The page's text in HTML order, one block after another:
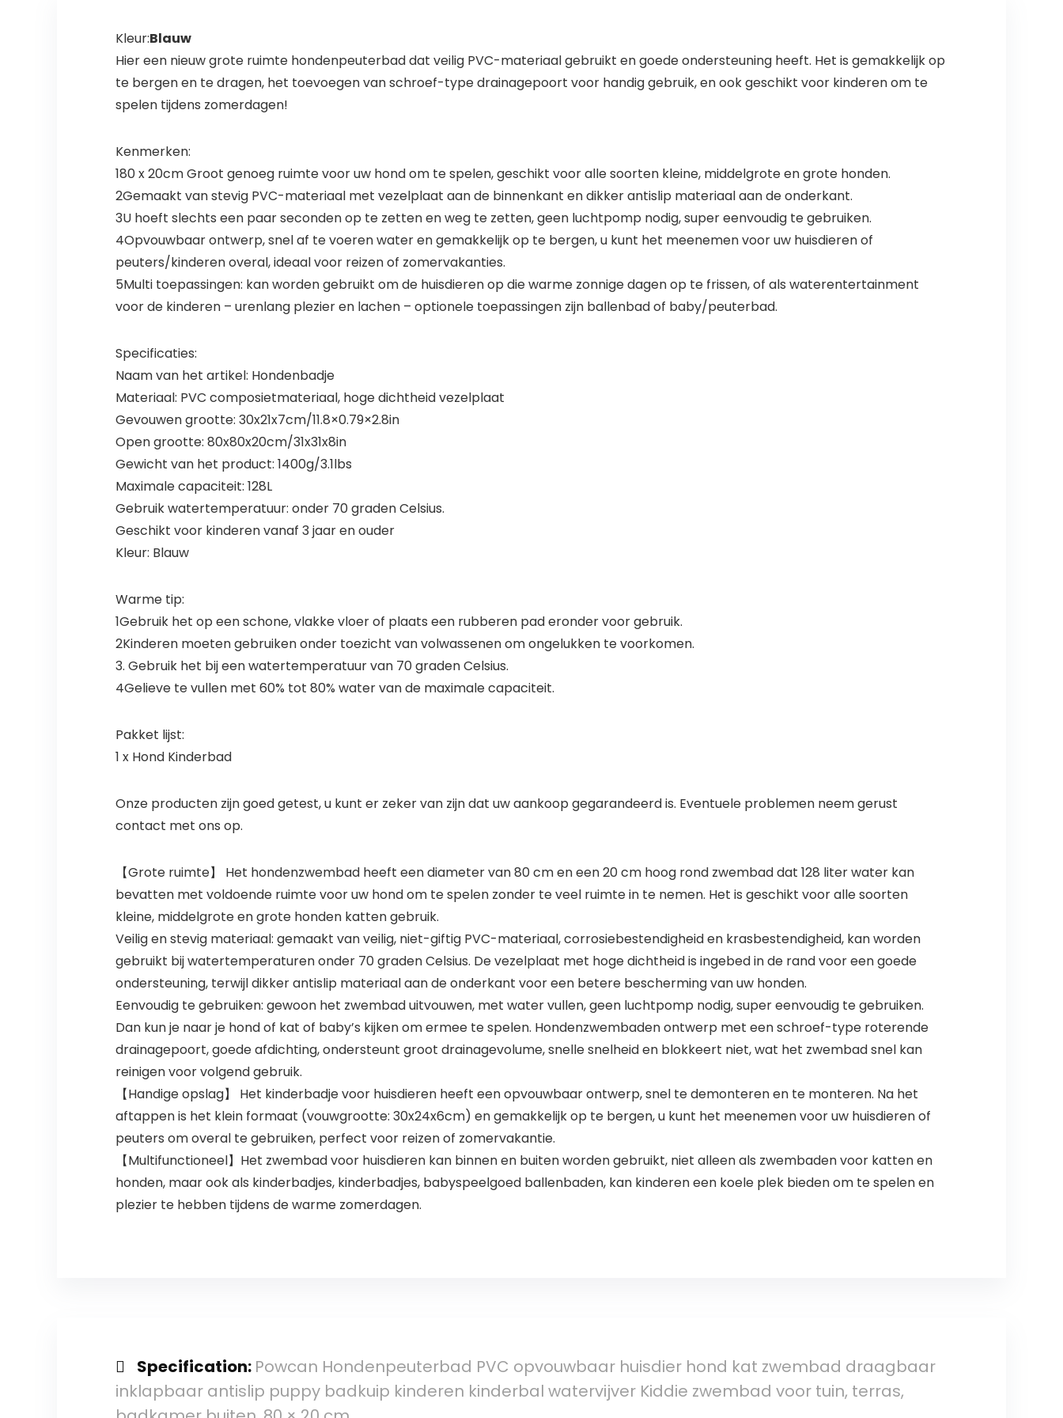
Kleur:Blauw
Hier een nieuw grote ruimte hondenpeuterbad dat veilig PVC-materiaal gebruikt en goede ondersteuning heeft. Het is gemakkelijk op
te bergen en te dragen, het toevoegen van schroef-type drainagepoort voor handig gebruik, en ook geschikt voor kinderen om te
spelen tijdens zomerdagen!
Kenmerken:
180 x 20cm Groot genoeg ruimte voor uw hond om te spelen, geschikt voor alle soorten kleine, middelgrote en grote honden.
2Gemaakt van stevig PVC-materiaal met vezelplaat aan de binnenkant en dikker antislip materiaal aan de onderkant.
3U hoeft slechts een paar seconden op te zetten en weg te zetten, geen luchtpomp nodig, super eenvoudig te gebruiken.
4Opvouwbaar ontwerp, snel af te voeren water en gemakkelijk op te bergen, u kunt het meenemen voor uw huisdieren of
peuters/kinderen overal, ideaal voor reizen of zomervakanties.
5Multi toepassingen: kan worden gebruikt om de huisdieren op die warme zonnige dagen op te frissen, of als waterentertainment
voor de kinderen – urenlang plezier en lachen – optionele toepassingen zijn ballenbad of baby/peuterbad.
Specificaties:
Naam van het artikel: Hondenbadje
Materiaal: PVC composietmateriaal, hoge dichtheid vezelplaat
Gevouwen grootte: 30x21x7cm/11.8×0.79×2.8in
Open grootte: 80x80x20cm/31x31x8in
Gewicht van het product: 1400g/3.1lbs
Maximale capaciteit: 128L
Gebruik watertemperatuur: onder 70 graden Celsius.
Geschikt voor kinderen vanaf 3 jaar en ouder
Kleur: Blauw
Warme tip:
1Gebruik het op een schone, vlakke vloer of plaats een rubberen pad eronder voor gebruik.
2Kinderen moeten gebruiken onder toezicht van volwassenen om ongelukken te voorkomen.
3. Gebruik het bij een watertemperatuur van 70 graden Celsius.
4Gelieve te vullen met 60% tot 80% water van de maximale capaciteit.
Pakket lijst:
1 x Hond Kinderbad
Onze producten zijn goed getest, u kunt er zeker van zijn dat uw aankoop gegarandeerd is. Eventuele problemen neem gerust
contact met ons op.
【Grote ruimte】 Het hondenzwembad heeft een diameter van 80 cm en een 20 cm hoog rond zwembad dat 128 liter water kan
bevatten met voldoende ruimte voor uw hond om te spelen zonder te veel ruimte in te nemen. Het is geschikt voor alle soorten
kleine, middelgrote en grote honden katten gebruik.
Veilig en stevig materiaal: gemaakt van veilig, niet-giftig PVC-materiaal, corrosiebestendigheid en krasbestendigheid, kan worden
gebruikt bij watertemperaturen onder 70 graden Celsius. De vezelplaat met hoge dichtheid is ingebed in de rand voor een goede
ondersteuning, terwijl dikker antislip materiaal aan de onderkant voor een betere bescherming van uw honden.
Eenvoudig te gebruiken: gewoon het zwembad uitvouwen, met water vullen, geen luchtpomp nodig, super eenvoudig te gebruiken.
Dan kun je naar je hond of kat of baby’s kijken om ermee te spelen. Hondenzwembaden ontwerp met een schroef-type roterende
drainagepoort, goede afdichting, ondersteunt groot drainagevolume, snelle snelheid en blokkeert niet, wat het zwembad snel kan
reinigen voor volgend gebruik.
【Handige opslag】 Het kinderbadje voor huisdieren heeft een opvouwbaar ontwerp, snel te demonteren en te monteren. Na het
aftappen is het klein formaat (vouwgrootte: 30x24x6cm) en gemakkelijk op te bergen, u kunt het meenemen voor uw huisdieren of
peuters om overal te gebruiken, perfect voor reizen of zomervakantie.
【Multifunctioneel】Het zwembad voor huisdieren kan binnen en buiten worden gebruikt, niet alleen als zwembaden voor katten en
honden, maar ook als kinderbadjes, kinderbadjes, babyspeelgoed ballenbaden, kan kinderen een koele plek bieden om te spelen en
plezier te hebben tijdens de warme zomerdagen.
Specification: Powcan Hondenpeuterbad PVC opvouwbaar huisdier hond kat zwembad draagbaar
inklapbaar antislip puppy badkuip kinderen kinderbal watervijver Kiddie zwembad voor tuin, terras,